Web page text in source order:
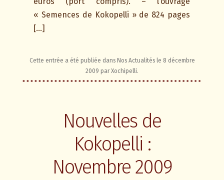
« Semences de Kokopelli » de 824 pages
[…]
Cette entrée a été publiée dans Nos Actualitésle 8 décembre
2009 par Xochipelli.
Nouvelles de
Kokopelli :
Novembre 2009